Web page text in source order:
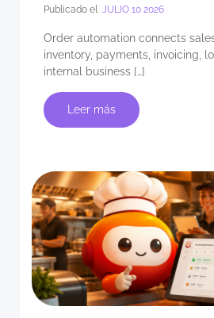
Publicado el JULIO 10 2026
Order automation connects
inventory, payments, invoicing,
internal business […]
Leer más